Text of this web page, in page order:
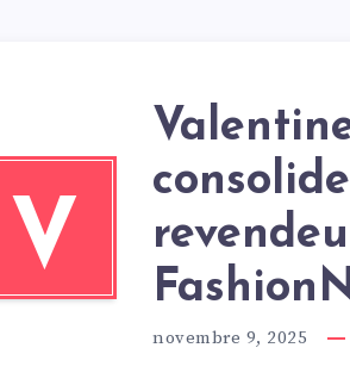
V
novembre 9, 2025